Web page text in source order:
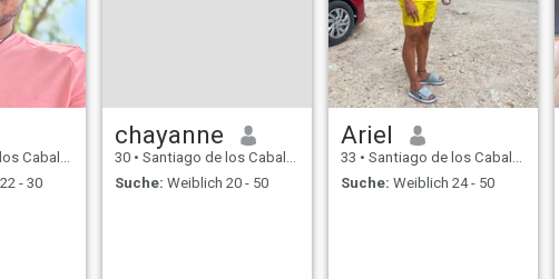
Dom. Rep.
- 30
chayanne
30 • Santiago de los Caballeros, Santiago, Dom. Rep.
Suche: Weiblich 20 - 50
Ariel
33 • Santiago de los Caballeros, Santiago, Dom. Rep.
Suche: Weiblich 24 - 50